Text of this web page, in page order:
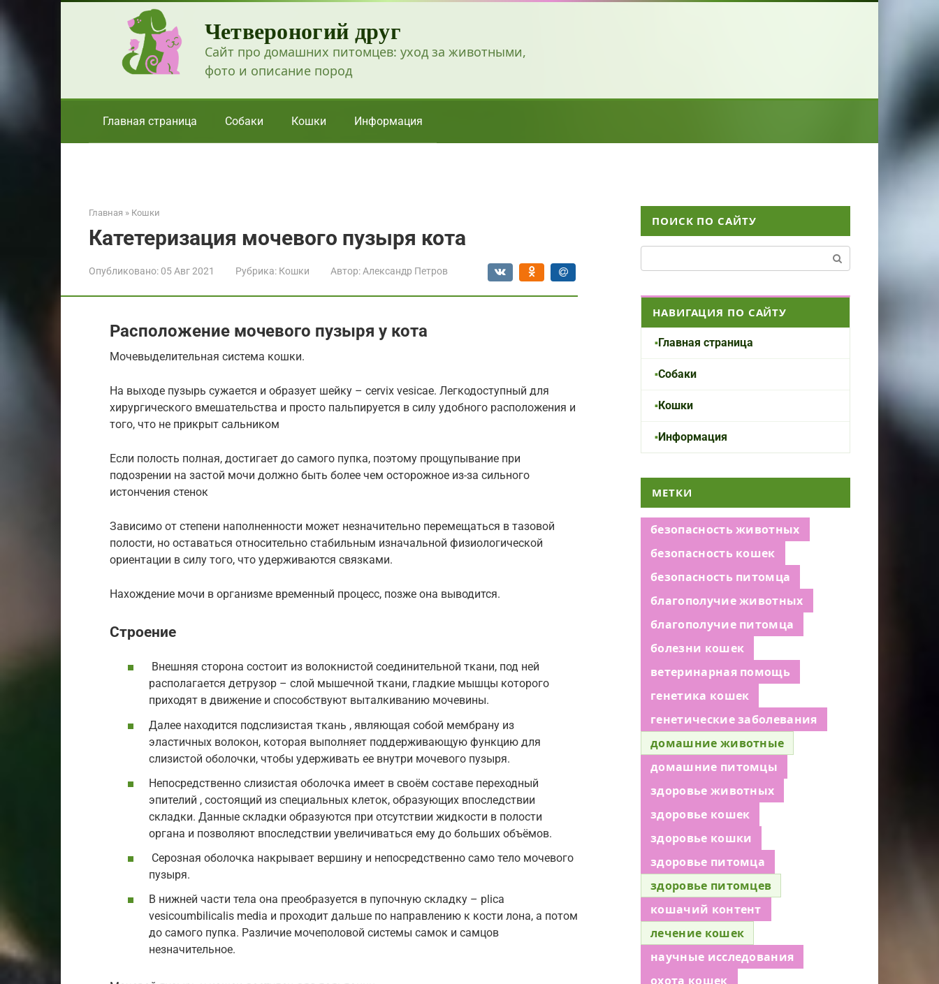
Четвероногий друг
Сайт про домашних питомцев: уход за животными,
фото и описание пород
Главная страница Собаки Кошки Информация
Главная » Кошки
Катетеризация мочевого пузыря кота
Опубликовано: 05 Авг 2021 Рубрика: Кошки Автор: Александр Петров
Расположение мочевого пузыря у кота
Мочевыделительная система кошки.
На выходе пузырь сужается и образует шейку – cervix vesicae. Легкодоступный для
хирургического вмешательства и просто пальпируется в силу удобного расположения и
того, что не прикрыт сальником
Если полость полная, достигает до самого пупка, поэтому прощупывание при
подозрении на застой мочи должно быть более чем осторожное из-за сильного
истончения стенок
Зависимо от степени наполненности может незначительно перемещаться в тазовой
полости, но оставаться относительно стабильным изначальной физиологической
ориентации в силу того, что удерживаются связками.
Нахождение мочи в организме временный процесс, позже она выводится.
Строение
Внешняя сторона состоит из волокнистой соединительной ткани, под ней
располагается детрузор – слой мышечной ткани, гладкие мышцы которого
приходят в движение и способствуют выталкиванию мочевины.
Далее находится подслизистая ткань , являющая собой мембрану из
эластичных волокон, которая выполняет поддерживающую функцию для
слизистой оболочки, чтобы удерживать ее внутри мочевого пузыря.
Непосредственно слизистая оболочка имеет в своём составе переходный
эпителий , состоящий из специальных клеток, образующих впоследствии
складки. Данные складки образуются при отсутствии жидкости в полости
органа и позволяют впоследствии увеличиваться ему до больших объёмов.
Серозная оболочка накрывает вершину и непосредственно само тело мочевого
пузыря.
В нижней части тела она преобразуется в пупочную складку – plica
vesicoumbilicalis media и проходит дальше по направлению к кости лона, а потом
до самого пупка. Различие мочеполовой системы самок и самцов
незначительное.
ПОИСК ПО САЙТУ
НАВИГАЦИЯ ПО САЙТУ
Главная страница
Собаки
Кошки
Информация
МЕТКИ
безопасность животных
безопасность кошек
безопасность питомца
благополучие животных
благополучие питомца
болезни кошек
ветеринарная помощь
генетика кошек
генетические заболевания
домашние животные
домашние питомцы
здоровье животных
здоровье кошек
здоровье кошки
здоровье питомца
здоровье питомцев
кошачий контент
лечение кошек
научные исследования
охота кошек